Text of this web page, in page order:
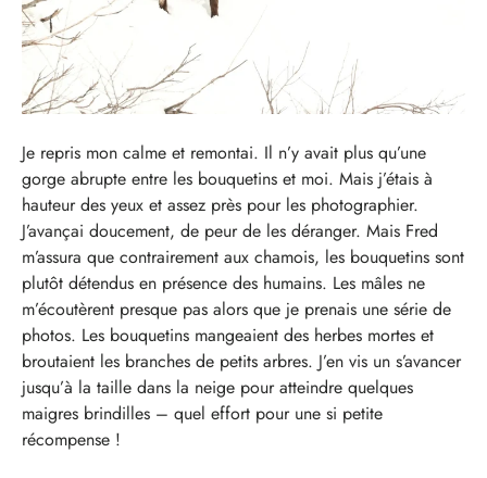
Je repris mon calme et remontai. Il n’y avait plus qu’une
gorge abrupte entre les bouquetins et moi. Mais j’étais à
hauteur des yeux et assez près pour les photographier.
J’avançai doucement, de peur de les déranger. Mais Fred
m’assura que contrairement aux chamois, les bouquetins sont
plutôt détendus en présence des humains. Les mâles ne
m’écoutèrent presque pas alors que je prenais une série de
photos. Les bouquetins mangeaient des herbes mortes et
broutaient les branches de petits arbres. J’en vis un s’avancer
jusqu’à la taille dans la neige pour atteindre quelques
maigres brindilles – quel effort pour une si petite
récompense !